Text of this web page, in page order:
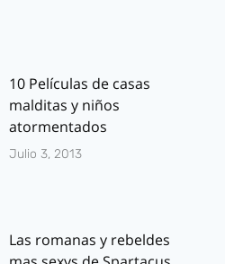
10 Películas de casas
malditas y niños
atormentados
Julio 3, 2013
Las romanas y rebeldes